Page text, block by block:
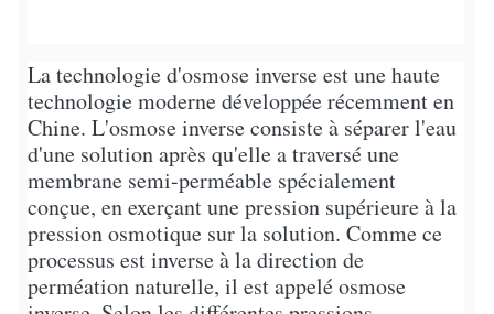
La technologie d'osmose inverse est une haute
technologie moderne développée récemment en
Chine. L'osmose inverse consiste à séparer l'eau
d'une solution après qu'elle a traversé une
membrane semi-perméable spécialement
conçue, en exerçant une pression supérieure à la
pression osmotique sur la solution. Comme ce
processus est inverse à la direction de
perméation naturelle, il est appelé osmose